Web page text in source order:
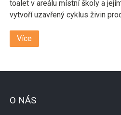
toalet v areálu místní školy a
vytvoří uzavřený cyklus živin
Více
O NÁS